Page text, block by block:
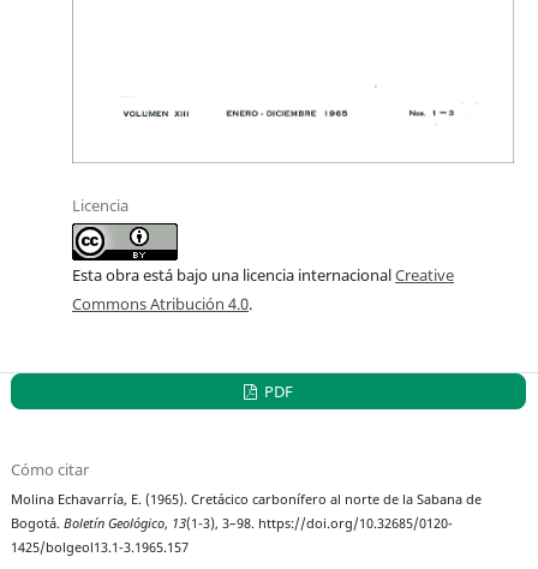
Licencia
Esta obra está bajo una licencia internacionalCreative
Commons Atribución 4.0.
PDF
Cómo citar
Molina Echavarría, E. (1965). Cretácico carbonífero al norte de la Sabana de
Bogotá.Boletín Geológico, 13(1-3), 3–98. https://doi.org/10.32685/0120-
1425/bolgeol13.1-3.1965.157